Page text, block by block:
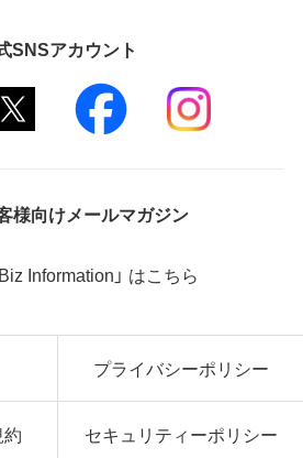
SNSアカウント
様向けメールマガジン
Biz Information」 はこちら
プライバシーポリシー
セキュリティーポリシー